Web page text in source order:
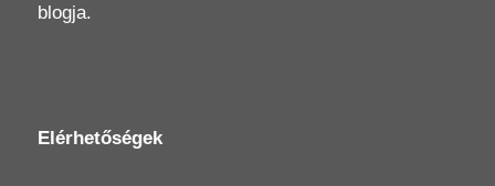
blogja.
Elérhetőségek